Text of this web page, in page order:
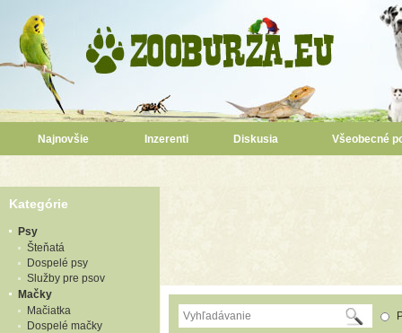
Najnovšie Inzerenti Diskusia Všeobecné
Kategórie
Psy
Šteňatá
Dospelé psy
Služby pre psov
Mačky
Mačiatka
Dospelé mačky